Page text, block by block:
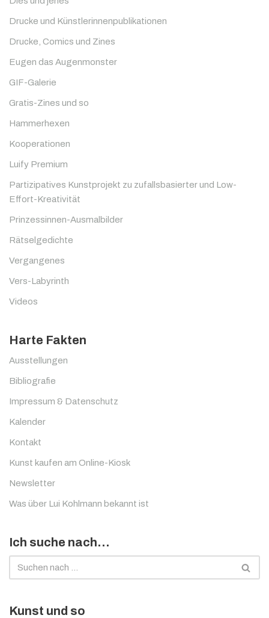
Drucke und Künstlerinnenpublikationen
Drucke, Comics und Zines
Eugen das Augenmonster
GIF-Galerie
Gratis-Zines und so
Hammerhexen
Kooperationen
Luify Premium
Partizipatives Kunstprojekt zu zufallsbasierter und Low-
Effort-Kreativität
Prinzessinnen-Ausmalbilder
Rätselgedichte
Vergangenes
Vers-Labyrinth
Videos
Harte Fakten
Ausstellungen
Bibliografie
Impressum & Datenschutz
Kalender
Kontakt
Kunst kaufen am Online-Kiosk
Newsletter
Was über Lui Kohlmann bekannt ist
Ich suche nach…
Kunst und so